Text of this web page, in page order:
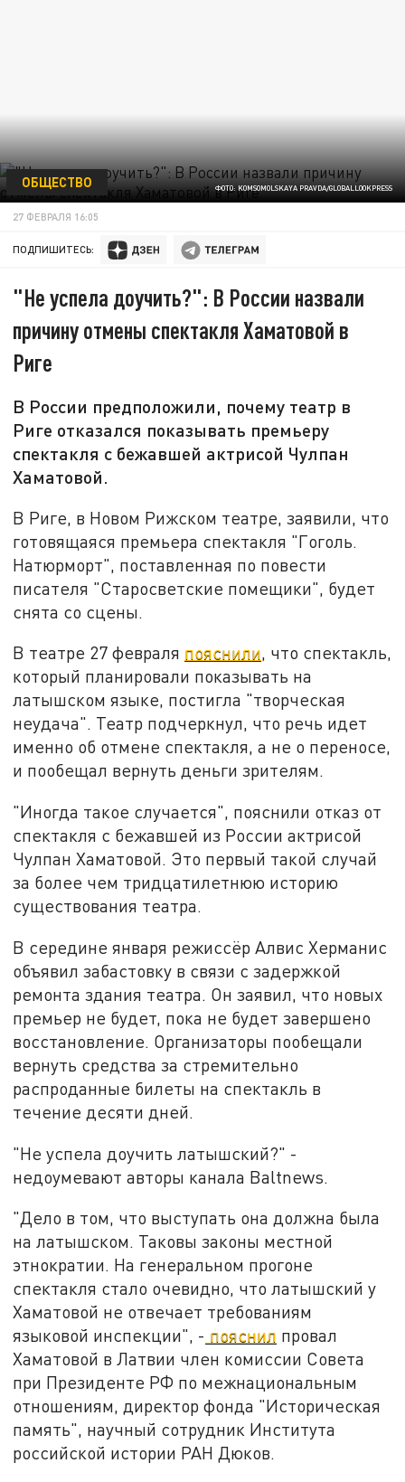
ФОТО: KOMSOMOLSKAYA PRAVDA/GLOBALLOOKPRESS
ОБЩЕСТВО
27 ФЕВРАЛЯ 16:05
ПОДПИШИТЕСЬ:
"Не успела доучить?": В России назвали
причину отмены спектакля Хаматовой в
Риге
В России предположили, почему театр в
Риге отказался показывать премьеру
спектакля с бежавшей актрисой Чулпан
Хаматовой.
В Риге, в Новом Рижском театре, заявили, что
готовящаяся премьера спектакля "Гоголь.
Натюрморт", поставленная по повести
писателя "Старосветские помещики", будет
снята со сцены.
В театре 27 февраля пояснили, что спектакль,
который планировали показывать на
латышском языке, постигла "творческая
неудача". Театр подчеркнул, что речь идет
именно об отмене спектакля, а не о переносе,
и пообещал вернуть деньги зрителям.
"Иногда такое случается", пояснили отказ от
спектакля с бежавшей из России актрисой
Чулпан Хаматовой. Это первый такой случай
за более чем тридцатилетнюю историю
существования театра.
В середине января режиссёр Алвис Херманис
объявил забастовку в связи с задержкой
ремонта здания театра. Он заявил, что новых
премьер не будет, пока не будет завершено
восстановление. Организаторы пообещали
вернуть средства за стремительно
распроданные билеты на спектакль в
течение десяти дней.
"Не успела доучить латышский?" -
недоумевают авторы канала Baltnews.
"Дело в том, что выступать она должна была
на латышском. Таковы законы местной
этнократии. На генеральном прогоне
спектакля стало очевидно, что латышский у
Хаматовой не отвечает требованиям
языковой инспекции", - пояснил провал
Хаматовой в Латвии член комиссии Совета
при Президенте РФ по межнациональным
отношениям, директор фонда "Историческая
память", научный сотрудник Института
российской истории РАН Дюков.